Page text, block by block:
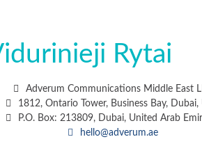
Rytai
Adverum Communications Middle East
1812, Ontario Tower, Business Bay, Dubai,
P.O. Box: 213809, Dubai, United Arab
hello@adverum.ae